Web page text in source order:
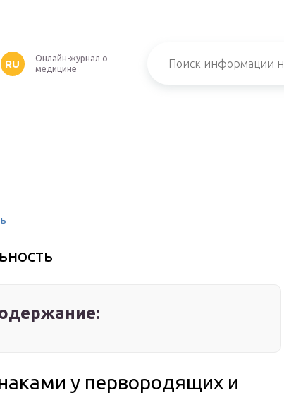
RU
Онлайн-журнал о
медицине
у первородящих и